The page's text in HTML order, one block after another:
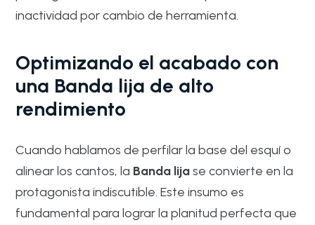
inactividad por cambio de herramienta.
Optimizando el acabado con
una Banda lija de alto
rendimiento
Cuando hablamos de perfilar la base del esquí o
alinear los cantos, la Banda lijase convierte en la
protagonista indiscutible. Este insumo es
fundamental para lograr la planitud perfecta que